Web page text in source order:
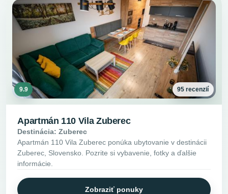
9.9 95 recenzií
Apartmán 110 Vila Zuberec
Destinácia: Zuberec
Apartmán 110 Vila Zuberec ponúka ubytovanie v destinácii
Zuberec, Slovensko. Pozrite si vybavenie, fotky a ďalšie
informácie.
Zobraziť ponuky